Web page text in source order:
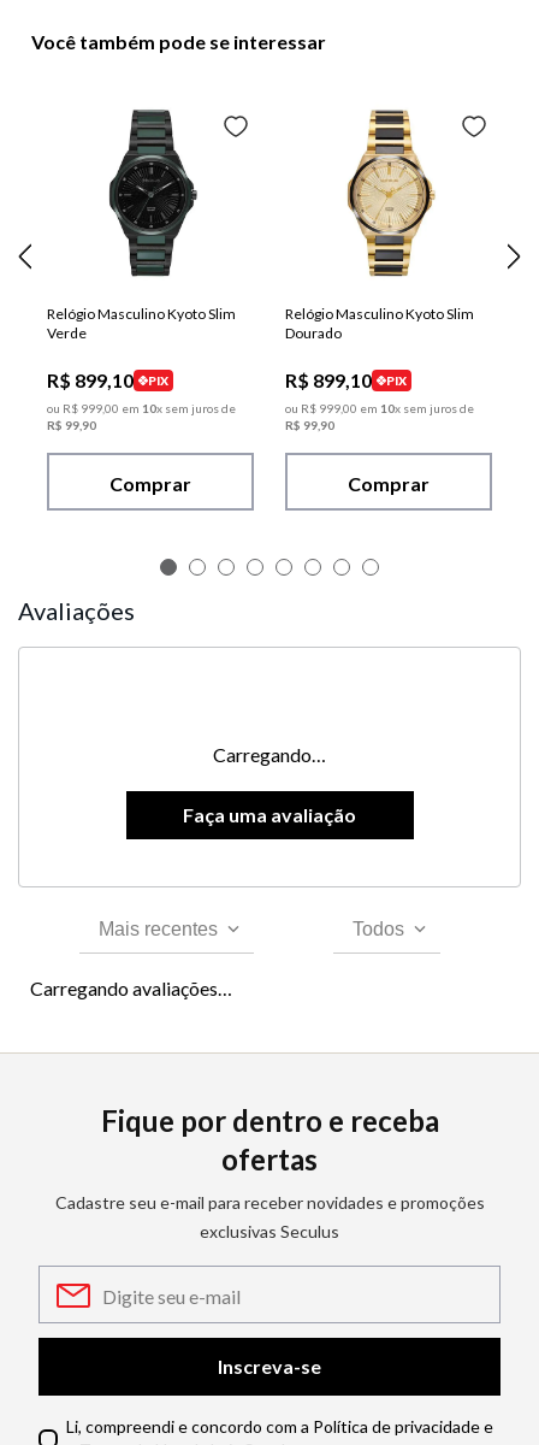
Você também pode se interessar
Relógio Masculino Kyoto Slim
Verde
R$ 899,10
PIX
ou R$ 99900 em 10x sem juros de
R$ 99 90
Comprar
Relógio Masculino Kyoto Slim
Dourado
R$ 899,10
PIX
ou R$ 99900 em 10x sem juros de
R$ 99 90
Comprar
Avaliações
Carregando…
Mais recentes Todos
Carregando avaliações…
Fique por dentro e receba
ofertas
Cadastre seu e-mail para receber novidades e promoções
exclusivas Seculus
Inscreva-se
Li, compreendi e concordo com a Política de privacidade e